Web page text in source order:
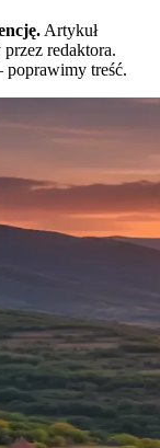
Artykuł
redaktora.
treść.